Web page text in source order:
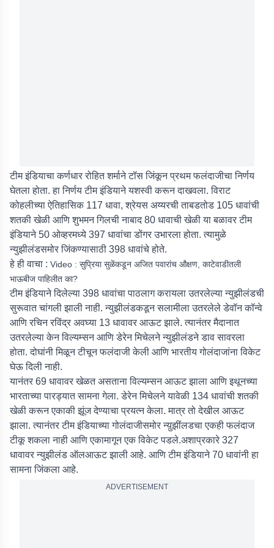
टीम इंडियाचा कर्णधार रोहित शर्माने टॉस जिंकून प्रथम फलंदाजीचा निर्णय
घेतला होता. हा निर्णय टीम इंडियाने यशस्वी करून दाखवला. विराट
कोहलीच्या ऐतिहासिक 117 धावा, श्रेयस अय्यरची ताबडतोड 105 धावांची
शतकी खेळी आणि शुभमन गिलची नाबाद 80 धावाची खेळी या बळावर टीम
इंडियाने 50 ओव्हरमध्ये 397 धावांचा डोंगर उभारला होता. त्यामुळे
न्युझीलंडसमोर जिंकण्यासाठी 398 धावांचे होते.
हे ही वाचा : Video : सुप्रिया सुळेंकडून अजित पवारांच औक्षण, काटेवाडीतली
भाऊबीज पाहिलीत का?
टीम इंडियाने दिलेल्या 398 धावांचा पाठलाग करायला उतरलेल्या न्युझीलंडची
सुरूवात चांगली झाली नाही. न्युझीलंडकडून सलामीला उतरलेले डेवॉन कॉन्वे
आणि रचिन रविंद्र अवघ्या 13 धावावर आऊट झाले. त्यानंतर मैदानात
उतरलेल्या केन विल्यम्सन आणि डेरेन मिचेलने न्युझीलंडने डाव सावरला
होता. दोघांनी मिळून टीचून फलंदाजी केली आणि भारतीय गोलंदाजांना विकेट
घेऊ दिली नाही.
यानंतर 69 धावावर खेळत असताना विल्यम्सन आऊट झाला आणि इथूनच्या
भारताच्या पारड्यात सामना गेला. डेरेन मिचेलने यावेळी 134 धावांची शतकी
खेळी करून एकाकी झूंज देण्याचा प्रयत्न केला. मात्र तो देखील आऊट
झाला. त्यानंतर टीम इंडियाच्या गोलंदाजीसमोर न्य़ुझींलडचा एकही फलंदाज
टीकू शकला नाही आणि एकामागून एक विकेट पडले.अशाप्रकारे 327
धावावर न्युझीलंड ऑलआऊट झाली आहे. आणि टीम इंडियाने 70 धावांनी हा
सामना जिंकला आहे.
ADVERTISEMENT